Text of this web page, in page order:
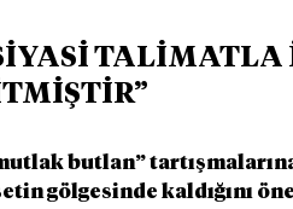
TALİMATLA
butlan”
gölgesinde kaldığını